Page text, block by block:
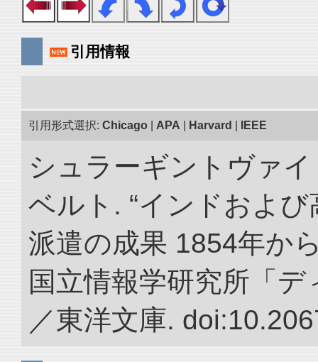
引用情報
引用形式選択: Chicago APA Harvard IEEE
シュラーギントヴァ
ベルト. “インドおよ
派遣の成果 1854年か
国立情報学研究所「
／東洋文庫.